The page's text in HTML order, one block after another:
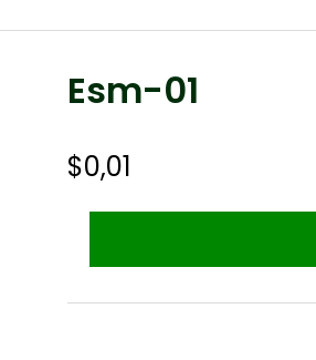
Esm-01
$0,01